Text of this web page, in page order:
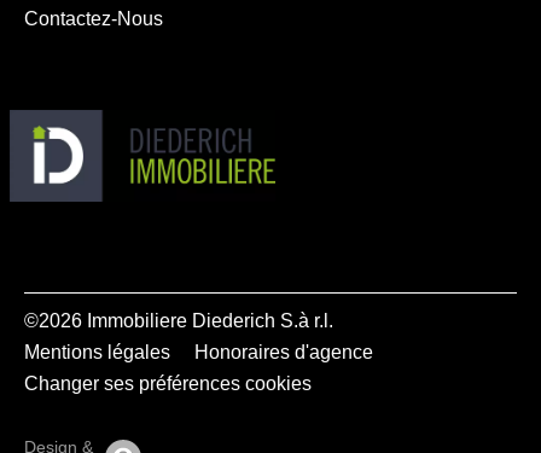
Contactez-Nous
©2026 Immobiliere Diederich S.à r.l.
Mentions légales
Honoraires d'agence
Changer ses préférences cookies
Design &